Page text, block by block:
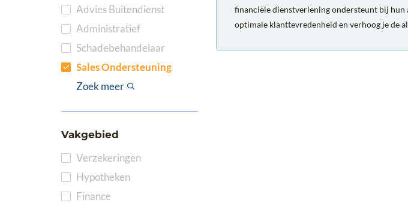
Advies Buitendienst
Administratief
Schadebehandelaar
Sales Ondersteuning
Volmachtbeheer
Applicatiebeheerder
Boekhoudkundig
Compliance
Management
Office Management /
Productmanager
Sluiter
Underwriter
Zoek meer
Vakgebied
Verzekeringen
Hypotheken
Finance
financiële dienstverlening ondersteunt bij hun
optimale klanttevredenheid en verhoog je de